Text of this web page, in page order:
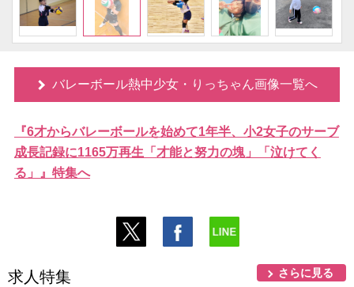
バレーボール熱中少女・りっちゃん画像一覧へ
『6才からバレーボールを始めて1年半、小2女子のサーブ
成長記録に1165万再生「才能と努力の塊」「泣けてく
る」』特集へ
求人特集 さらに見る